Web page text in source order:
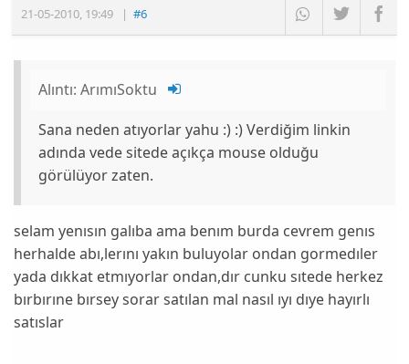
21-05-2010 19:49 |#6
Alıntı:ArımıSoktu
Sana neden atıyorlar yahu :) :) Verdiğim linkin
adında vede sitede açıkça mouse olduğu
görülüyor zaten.
selam yenısın galıba ama benım burda cevrem genıs
herhalde abı,lerını yakın buluyolar ondan gormedıler
yada dıkkat etmıyorlar ondan,dır cunku sıtede herkez
bırbırıne bırsey sorar satılan mal nasıl ıyı dıye hayırlı
satıslar